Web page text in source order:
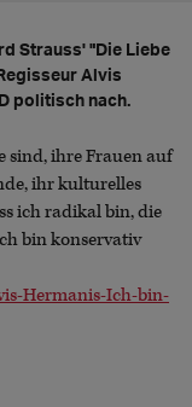
Strauss' "Die Liebe
Alvis
politisch nach.
sind, ihre Frauen auf
ihr kulturelles
ich radikal bin, die
bin konservativ
Hermanis-Ich-bin-